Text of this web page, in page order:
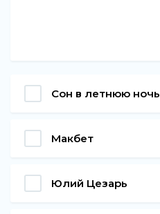
Сон в летнюю ночь
Макбет
Юлий Цезарь